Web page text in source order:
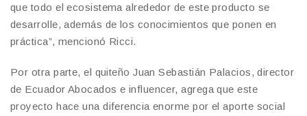
que todo el ecosistema alrededor de este producto se
desarrolle, además de los conocimientos que ponen en
práctica”, mencionó Ricci.
Por otra parte, el quiteño Juan Sebastián Palacios, director
de Ecuador Abocados e influencer, agrega que este
proyecto hace una diferencia enorme por el aporte social